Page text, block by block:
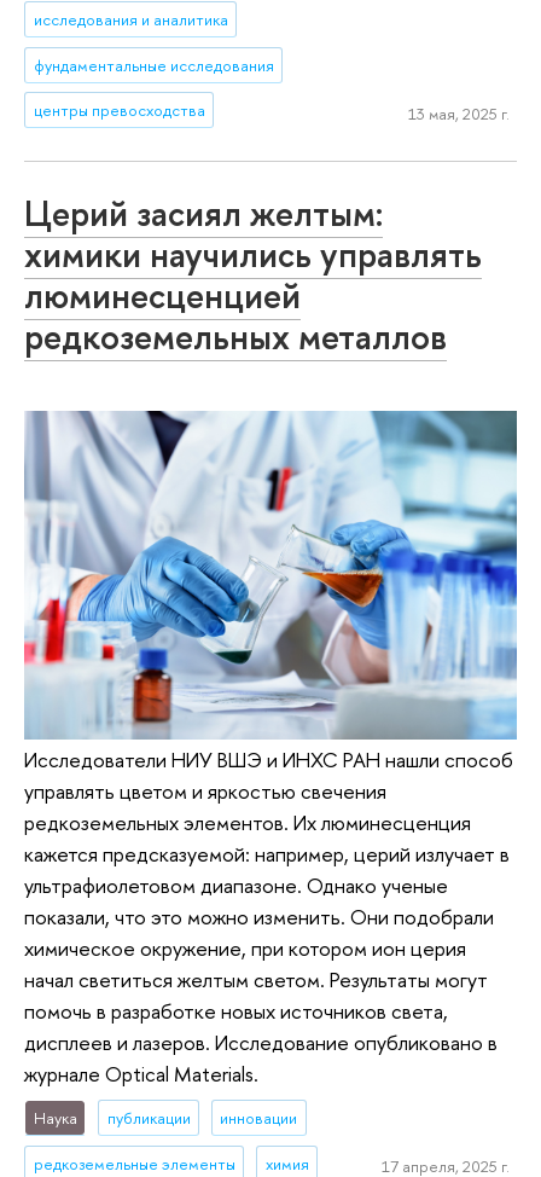
исследования и аналитика
фундаментальные исследования
центры превосходства 13 мая, 2025 г.
Церий засиял желтым:
химики научились управлять
люминесценцией
редкоземельных металлов
Исследователи НИУ ВШЭ и ИНХС РАН нашли способ
управлять цветом и яркостью свечения
редкоземельных элементов. Их люминесценция
кажется предсказуемой: например, церий излучает в
ультрафиолетовом диапазоне. Однако ученые
показали, что это можно изменить. Они подобрали
химическое окружение, при котором ион церия
начал светиться желтым светом. Результаты могут
помочь в разработке новых источников света,
дисплеев и лазеров. Исследование опубликовано в
журнале Optical Materials.
Наука публикации инновации
редкоземельные элементы химия 17 апреля, 2025 г.